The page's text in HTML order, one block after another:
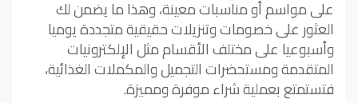
على مواسم أو مناسبات معينة، وهذا ما يضمن لك
العثور على خصومات وتنزيلات حقيقية متجددة يوميا
وأسبوعيا على مختلف الأقسام مثل الإلكترونيات
المتقدمة ومستحضرات التجميل والمكملات الغذائية،
فتستمتع بعملية شراء موفرة ومميزة.